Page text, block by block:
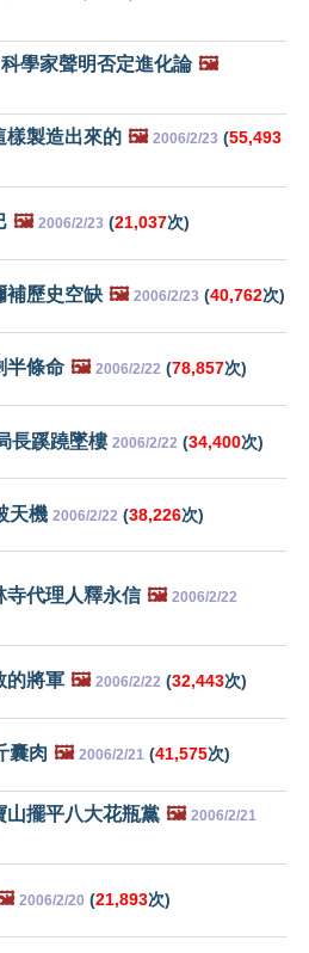
學家聲明否定進化論 🖼️
樣製造出來的 🖼️ 2006/2/23 (55,493
🖼️ 2006/2/23 (21,037次)
補歷史空缺 🖼️ 2006/2/23 (40,762次)
條命 🖼️ 2006/2/22 (78,857次)
長蹊蹺墜樓 2006/2/22 (34,400次)
天機 2006/2/22 (38,226次)
寺代理人釋永信 🖼️ 2006/2/22
的將軍 🖼️ 2006/2/22 (32,443次)
囊肉 🖼️ 2006/2/21 (41,575次)
山擺平八大花瓶黨 🖼️ 2006/2/21
2006/2/20 (21,893次)